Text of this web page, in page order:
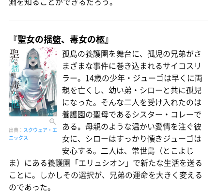
『聖女の揺籃、毒女の柩』
出典： スクウェア・エ
ニックス
孤島の養護園を舞台に、孤児の兄弟がさ
まざまな事件に巻き込まれるサイコスリ
ラー。14歳の少年・ジューゴは早くに両
親を亡くし、幼い弟・シローと共に孤児
になった。そんな二人を受け入れたのは
養護園の聖母であるシスター・コレーで
ある。母親のような温かい愛情を注ぐ彼
女に、シローはすっかり懐きジューゴは
安心する。二人は、常世島（とこよじ
ま）にある養護園「エリュシオン」で新たな生活を送る
ことに。しかしその選択が、兄弟の運命を大きく変える
のであった。